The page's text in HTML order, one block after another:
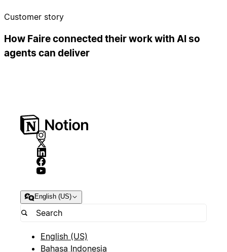
Customer story
How Faire connected their work with AI so
agents can deliver
English (US)
English (US)
Bahasa Indonesia